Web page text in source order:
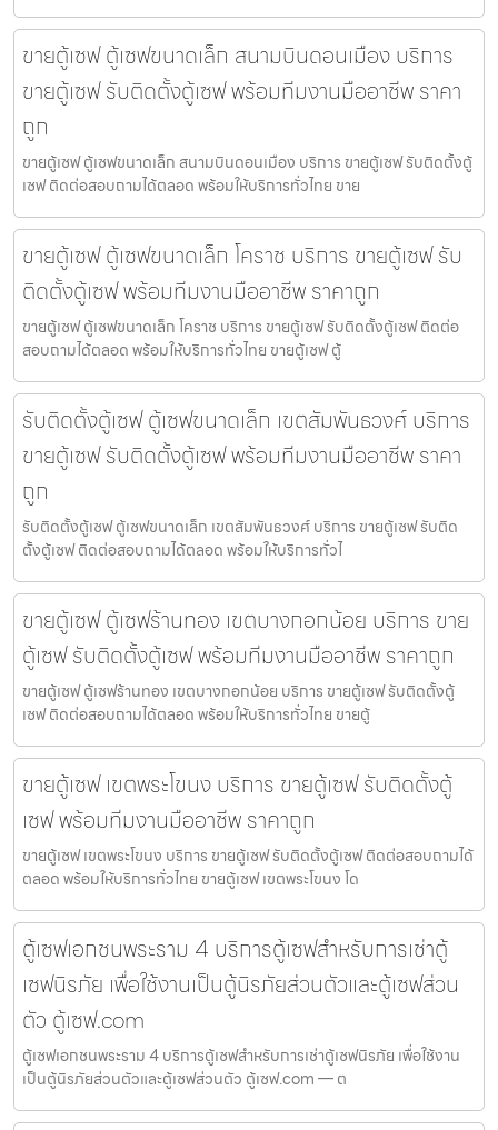
ขายตู้เซฟ ตู้เซฟขนาดเล็ก สนามบินดอนเมือง บริการ
ขายตู้เซฟ รับติดตั้งตู้เซฟ พร้อมทีมงานมืออาชีพ ราคา
ถูก
ขายตู้เซฟ ตู้เซฟขนาดเล็ก สนามบินดอนเมือง บริการ ขายตู้เซฟ รับติดตั้งตู้
เซฟ ติดต่อสอบถามได้ตลอด พร้อมให้บริการทั่วไทย ขาย
ขายตู้เซฟ ตู้เซฟขนาดเล็ก โคราช บริการ ขายตู้เซฟ รับ
ติดตั้งตู้เซฟ พร้อมทีมงานมืออาชีพ ราคาถูก
ขายตู้เซฟ ตู้เซฟขนาดเล็ก โคราช บริการ ขายตู้เซฟ รับติดตั้งตู้เซฟ ติดต่อ
สอบถามได้ตลอด พร้อมให้บริการทั่วไทย ขายตู้เซฟ ตู้
รับติดตั้งตู้เซฟ ตู้เซฟขนาดเล็ก เขตสัมพันธวงศ์ บริการ
ขายตู้เซฟ รับติดตั้งตู้เซฟ พร้อมทีมงานมืออาชีพ ราคา
ถูก
รับติดตั้งตู้เซฟ ตู้เซฟขนาดเล็ก เขตสัมพันธวงศ์ บริการ ขายตู้เซฟ รับติด
ตั้งตู้เซฟ ติดต่อสอบถามได้ตลอด พร้อมให้บริการทั่วไ
ขายตู้เซฟ ตู้เซฟร้านทอง เขตบางกอกน้อย บริการ ขาย
ตู้เซฟ รับติดตั้งตู้เซฟ พร้อมทีมงานมืออาชีพ ราคาถูก
ขายตู้เซฟ ตู้เซฟร้านทอง เขตบางกอกน้อย บริการ ขายตู้เซฟ รับติดตั้งตู้
เซฟ ติดต่อสอบถามได้ตลอด พร้อมให้บริการทั่วไทย ขายตู้
ขายตู้เซฟ เขตพระโขนง บริการ ขายตู้เซฟ รับติดตั้งตู้
เซฟ พร้อมทีมงานมืออาชีพ ราคาถูก
ขายตู้เซฟ เขตพระโขนง บริการ ขายตู้เซฟ รับติดตั้งตู้เซฟ ติดต่อสอบถามได้
ตลอด พร้อมให้บริการทั่วไทย ขายตู้เซฟ เขตพระโขนง โด
ตู้เซฟเอกชนพระราม 4 บริการตู้เซฟสำหรับการเช่าตู้
เซฟนิรภัย เพื่อใช้งานเป็นตู้นิรภัยส่วนตัวและตู้เซฟส่วน
ตัว ตู้เซฟ.com
ตู้เซฟเอกชนพระราม 4 บริการตู้เซฟสำหรับการเช่าตู้เซฟนิรภัย เพื่อใช้งาน
เป็นตู้นิรภัยส่วนตัวและตู้เซฟส่วนตัว ตู้เซฟ.com — ต